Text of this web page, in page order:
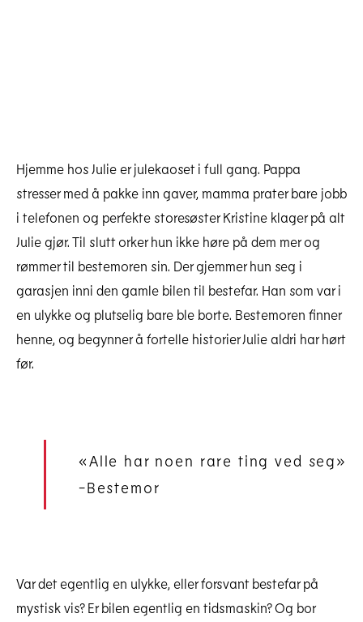
Hjemme hos Julie er julekaoset i full gang. Pappa
stresser med å pakke inn gaver, mamma prater bare jobb
i telefonen og perfekte storesøster Kristine klager på alt
Julie gjør. Til slutt orker hun ikke høre på dem mer og
rømmer til bestemoren sin. Der gjemmer hun seg i
garasjen inni den gamle bilen til bestefar. Han som var i
en ulykke og plutselig bare ble borte. Bestemoren finner
henne, og begynner å fortelle historier Julie aldri har hørt
før.
«Alle har noen rare ting ved seg»
-Bestemor
Var det egentlig en ulykke, eller forsvant bestefar på
mystisk vis? Er bilen egentlig en tidsmaskin? Og bor